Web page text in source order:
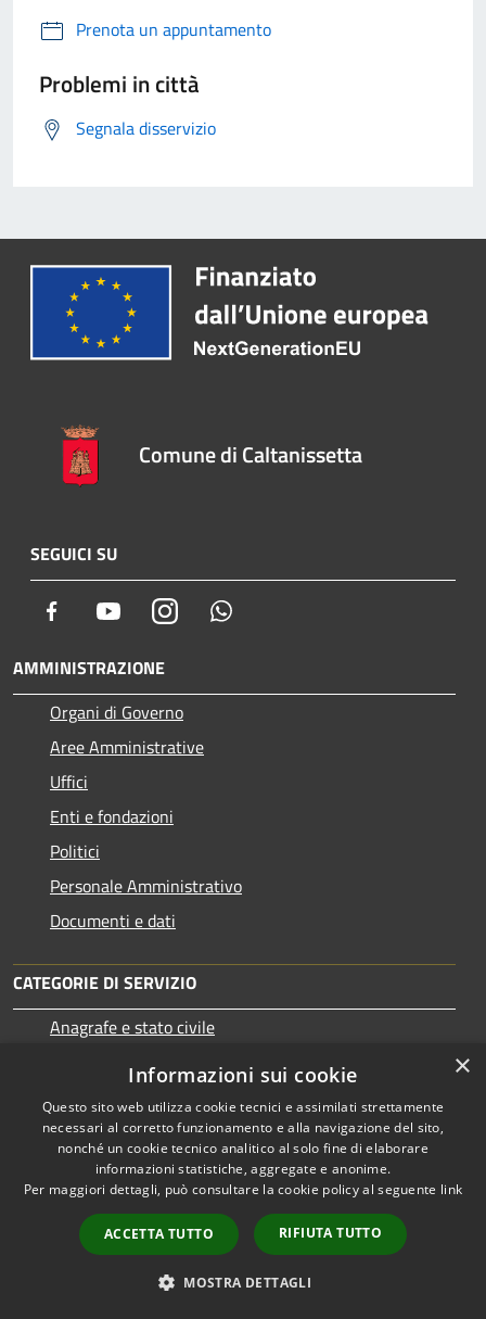
Prenota un appuntamento
Problemi in città
Segnala disservizio
Comune di Caltanissetta
SEGUICI SU
Facebook YoutubeInstagram
AMMINISTRAZIONE
Organi di Governo
Aree Amministrative
Uffici
Enti e fondazioni
Politici
Personale Amministrativo
Documenti e dati
CATEGORIE DI SERVIZIO
Anagrafe e stato civile
Cultura e tempo libero
Vita lavorativa
Imprese e Commercio
Catasto e urbanistica
Mobilità e trasporti
×
Informazioni sui cookie
Questo sito web utilizza cookie tecnici e assimilati strettamente
necessari al corretto funzionamento e alla navigazione del sito,
nonché un cookie tecnico analitico al solo fine di elaborare
informazioni statistiche, aggregate e anonime.
Per maggiori dettagli, può consultare la cookie policy al seguente link
ACCETTA TUTTO RIFIUTA TUTTO
MOSTRA DETTAGLI